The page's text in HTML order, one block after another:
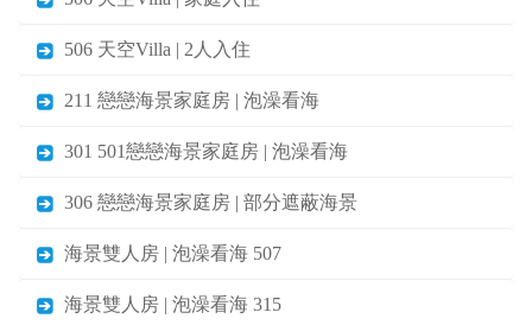
506 天空Villa | 2人入住
211 戀戀海景家庭房 | 泡澡看海
301 501戀戀海景家庭房 | 泡澡看海
306 戀戀海景家庭房 | 部分遮蔽海景
海景雙人房 | 泡澡看海 507
海景雙人房 | 泡澡看海 315